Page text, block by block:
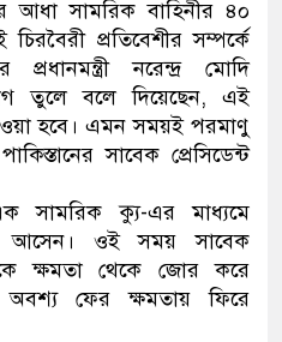
আধা সামরিক বাহিনীর ৪০
প্রতিবেশীর সম্পর্কে
নরেন্দ্র মোদি
তুলে বলে দিয়েছেন, এই
হবে। এমন সময়ই পরমাণু
সাবেক প্রেসিডেন্ট
সামরিক ক্যু-এর মাধ্যমে
আসেন। ওই সময় সাবেক
ক্ষমতা থেকে জোর করে
ফের ক্ষমতায় ফিরে